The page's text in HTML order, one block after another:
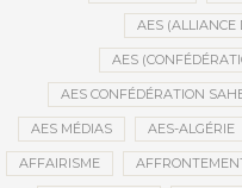
AES (ALLIANCE
AES
AES CONFÉDÉRATION
AES MÉDIAS AES-ALGÉRIE
AFFAIRISME